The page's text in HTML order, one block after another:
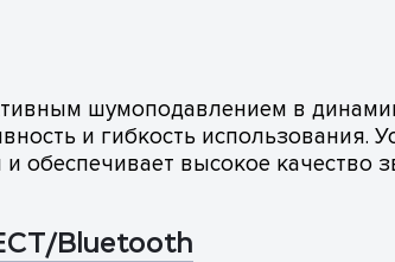
шумоподавлением в
и гибкость использования.
высокое качество
Bluetooth